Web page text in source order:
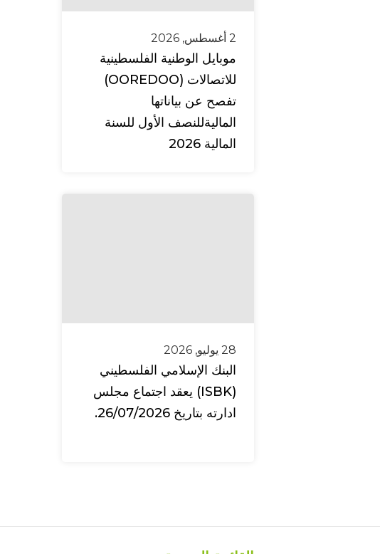
2 أغسطس, 2026
موبايل الوطنية الفلسطينية
للاتصالات (OOREDOO)
تفصح عن بياناتها
الماليةللنصف الأول للسنة
المالية 2026
28 يوليو, 2026
البنك الإسلامي الفلسطيني
(ISBK) يعقد اجتماع مجلس
ادارته بتاريخ 26/07/2026.